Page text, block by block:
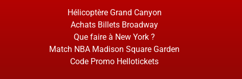
Hélicoptère Grand Canyon
Achats Billets Broadway
Que faire à New York ?
Match NBA Madison Square Garden
Code Promo Hellotickets